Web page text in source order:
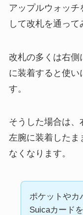
アップルウォッチ
して改札を通って
改札の多くは右側
に装着すると使
す。
そうした場合は、
左腕に装着したま
なくなります。
ポケットやカ
Suicaカード